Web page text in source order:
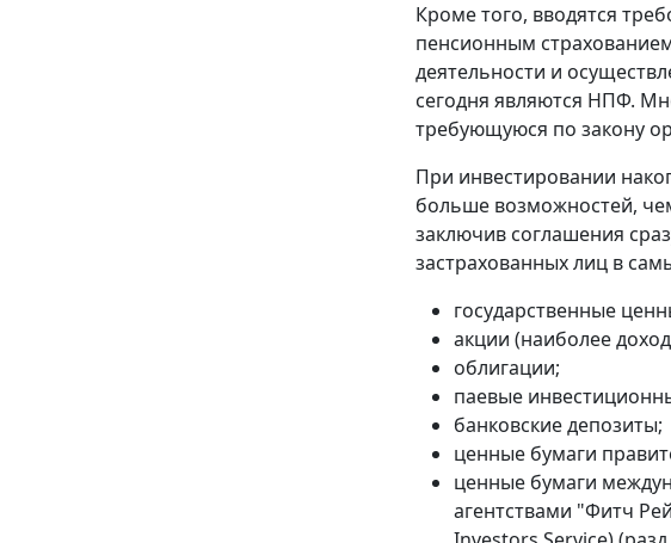
Кроме того, вводятся
пенсионным
деятельности и
сегодня являются НПФ.
требующуюся по закону
При инвестировании
больше возможностей,
заключив соглашения
застрахованных лиц в
государственные
акции (наиболее
облигации;
паевые
банковские депозиты;
ценные бумаги
ценные бумаги
агентствами "Фитч